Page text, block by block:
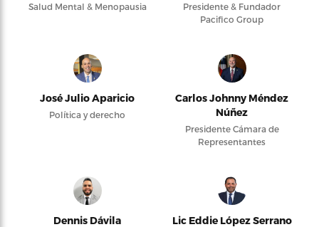
Salud Mental & Menopausia
Presidente & Fundador
Pacifico Group
José Julio Aparicio
Política y derecho
Carlos Johnny Méndez
Núñez
Presidente Cámara de
Representantes
Dennis Dávila Lic Eddie López Serrano